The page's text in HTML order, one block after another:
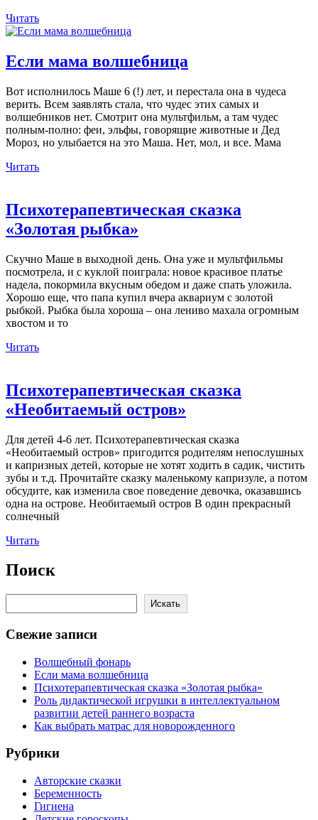
Читать
Если мама волшебница
Вот исполнилось Маше 6 (!) лет, и перестала она в чудеса
верить. Всем заявлять стала, что чудес этих самых и
волшебников нет. Смотрит она мультфильм, а там чудес
полным-полно: феи, эльфы, говорящие животные и Дед
Мороз, но улыбается на это Маша. Нет, мол, и все. Мама
Читать
Психотерапевтическая сказка
«Золотая рыбка»
Скучно Маше в выходной день. Она уже и мультфильмы
посмотрела, и с куклой поиграла: новое красивое платье
надела, покормила вкусным обедом и даже спать уложила.
Хорошо еще, что папа купил вчера аквариум с золотой
рыбкой. Рыбка была хороша – она лениво махала огромным
хвостом и то
Читать
Психотерапевтическая сказка
«Необитаемый остров»
Для детей 4-6 лет. Психотерапевтическая сказка
«Необитаемый остров» пригодится родителям непослушных
и капризных детей, которые не хотят ходить в садик, чистить
зубы и т.д. Прочитайте сказку маленькому капризуле, а потом
обсудите, как изменила свое поведение девочка, оказавшись
одна на острове. Необитаемый остров В один прекрасный
солнечный
Читать
Поиск
Искать
Свежие записи
Волшебный фонарь
Если мама волшебница
Психотерапевтическая сказка «Золотая рыбка»
Роль дидактической игрушки в интеллектуальном
развитии детей раннего возраста
Как выбрать матрас для новорожденного
Рубрики
Авторские сказки
Беременность
Гигиена